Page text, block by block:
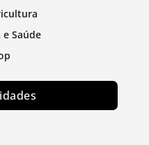
e Saúde